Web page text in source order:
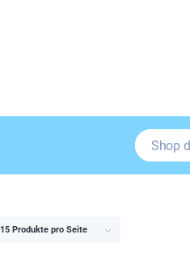
15 Produkte pro Seite